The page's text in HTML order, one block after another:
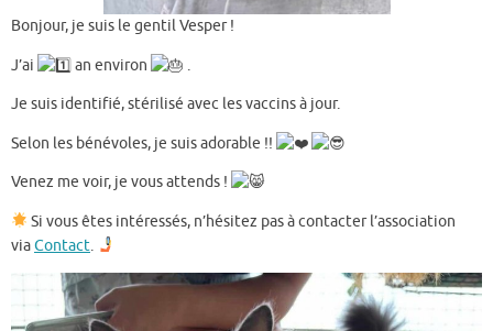
Bonjour, je suis le gentil Vesper !
J’ai ​ an environ .
Je suis identifié, stérilisé avec les vaccins à jour.
Selon les bénévoles, je suis adorable !!
Venez me voir, je vous attends !
Si vous êtes intéressés, n’hésitez pas à contacter l’association
viaContact.